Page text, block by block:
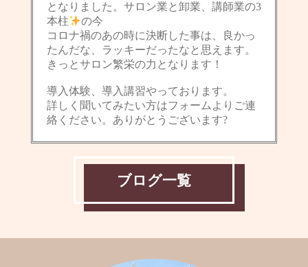
となりました。サロン業と卸業、講師業の3
本柱
の今
コロナ禍のあの時に決断した事は、良かっ
たんだな、ラッキーだったなと思えます。
きっとサロン繁栄の力となります！
導入体験、導入講習やっております。
詳しく聞いてみたい方はフォームよりご連
絡ください。ありがとうございます?
ブログ一覧